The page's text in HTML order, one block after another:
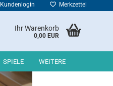
Kundenlogin Merkzettel
Ihr Warenkorb
0,00 EUR
SPIELE WEITERE